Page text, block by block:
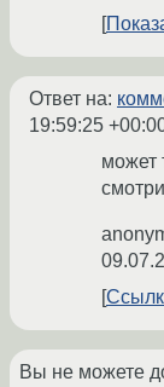
Ответ на:
19:59:25
может
Вы не можете